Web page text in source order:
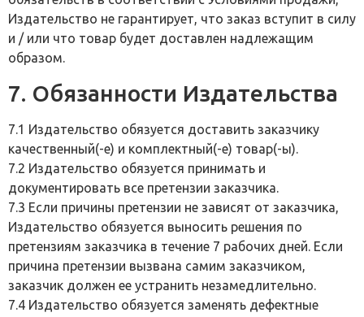
Издательство не гарантирует, что заказ вступит в силу
и / или что товар будет доставлен надлежащим
образом.
7. Обязанности Издательства
7.1 Издательство обязуется доставить заказчику
качественный(-е) и комплектный(-е) товар(-ы).
7.2 Издательство обязуется принимать и
документировать все претензии заказчика.
7.3 Если причины претензии не зависят от заказчика,
Издательство обязуется выносить решения по
претензиям заказчика в течение 7 рабочих дней. Если
причина претензии вызвана самим заказчиком,
заказчик должен ее устранить незамедлительно.
7.4 Издательство обязуется заменять дефектные